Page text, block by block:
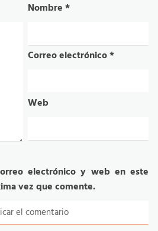
Nombre*
Correo electrónico*
Web
electrónico y web en este
vez que comente.